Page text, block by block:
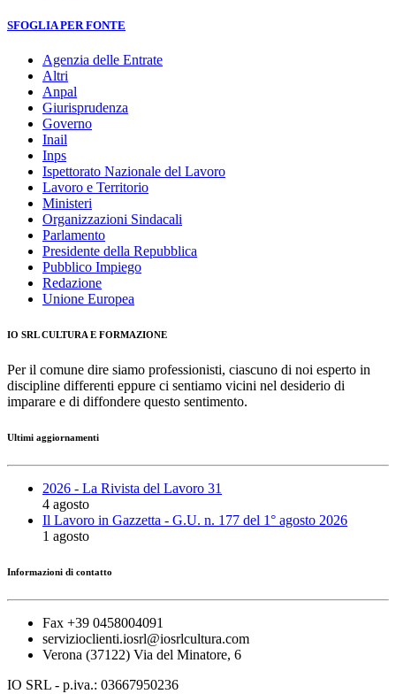
SFOGLIA PER FONTE
Agenzia delle Entrate
Altri
Anpal
Giurisprudenza
Governo
Inail
Inps
Ispettorato Nazionale del Lavoro
Lavoro e Territorio
Ministeri
Organizzazioni Sindacali
Parlamento
Presidente della Repubblica
Pubblico Impiego
Redazione
Unione Europea
IO SRL CULTURA E FORMAZIONE
Per il comune dire siamo professionisti, ciascuno di noi esperto in
discipline differenti eppure ci sentiamo vicini nel desiderio di
imparare e di diffondere questo sentimento.
Ultimi aggiornamenti
2026 - La Rivista del Lavoro 31
4 agosto
Il Lavoro in Gazzetta - G.U. n. 177 del 1° agosto 2026
1 agosto
Informazioni di contatto
Fax +39 0458004091
servizioclienti.iosrl@iosrlcultura.com
Verona (37122) Via del Minatore, 6
IO SRL - p.iva.: 03667950236